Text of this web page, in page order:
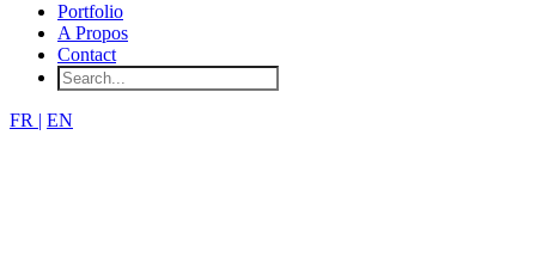
Portfolio
A Propos
Contact
FR | EN